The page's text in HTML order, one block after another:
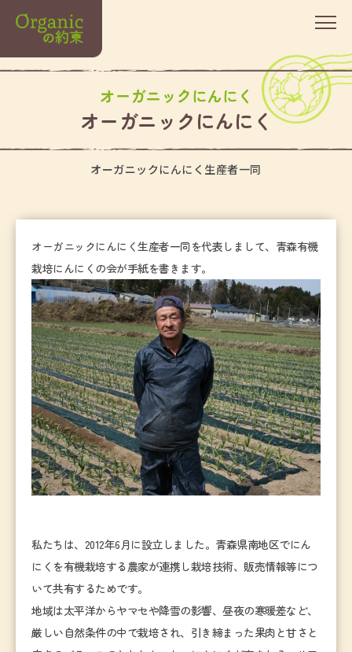
オーガニックにんにく
オーガニックにんにく
オーガニックにんにく生産者一同
オーガニックにんにく生産者一同を代表しまして、青森有機
栽培にんにくの会が手紙を書きます。
私たちは、2012年6月に設立しました。青森県南地区でにん
にくを有機栽培する農家が連携し栽培技術、販売情報等につ
いて共有するためです。
地域は太平洋からヤマセや降雪の影響、昼夜の寒暖差など、
厳しい自然条件の中で栽培され、引き締まった果肉と甘さと